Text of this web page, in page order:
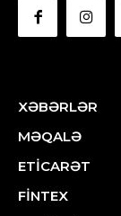
XƏBƏRLƏR
MƏQALƏ
ETİCARƏT
FİNTEX